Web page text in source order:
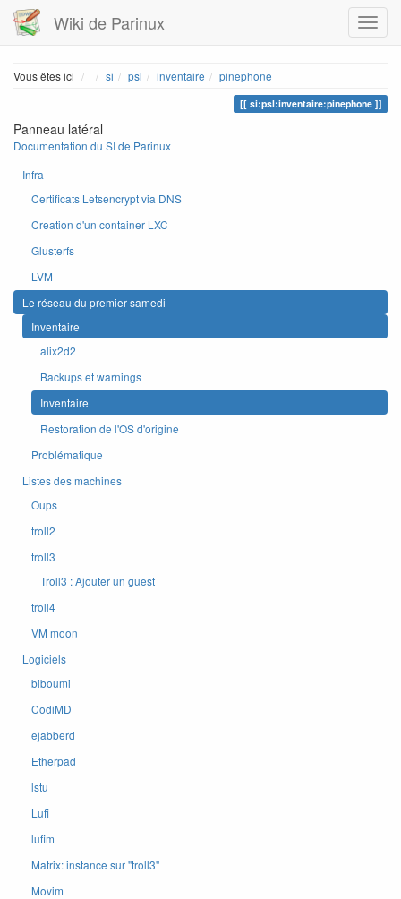
Wiki de Parinux
Vous êtes ici Home
si psl inventaire pinephone
si:psl:inventaire:pinephone
Panneau latéral
Documentation du SI de Parinux
Infra
Certificats Letsencrypt via DNS
Creation d'un container LXC
Glusterfs
LVM
Le réseau du premier samedi
Inventaire
alix2d2
Backups et warnings
Inventaire
Restoration de l'OS d'origine
Problématique
Listes des machines
Oups
troll2
troll3
Troll3 : Ajouter un guest
troll4
VM moon
Logiciels
biboumi
CodiMD
ejabberd
Etherpad
lstu
Lufi
lufim
Matrix: instance sur ''troll3''
Movim